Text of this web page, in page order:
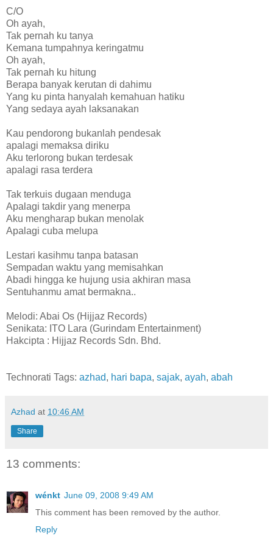
C/O
Oh ayah,
Tak pernah ku tanya
Kemana tumpahnya keringatmu
Oh ayah,
Tak pernah ku hitung
Berapa banyak kerutan di dahimu
Yang ku pinta hanyalah kemahuan hatiku
Yang sedaya ayah laksanakan
Kau pendorong bukanlah pendesak
apalagi memaksa diriku
Aku terlorong bukan terdesak
apalagi rasa terdera
Tak terkuis dugaan menduga
Apalagi takdir yang menerpa
Aku mengharap bukan menolak
Apalagi cuba melupa
Lestari kasihmu tanpa batasan
Sempadan waktu yang memisahkan
Abadi hingga ke hujung usia akhiran masa
Sentuhanmu amat bermakna..
Melodi: Abai Os (Hijjaz Records)
Senikata: ITO Lara (Gurindam Entertainment)
Hakcipta : Hijjaz Records Sdn. Bhd.
Technorati Tags: azhad, hari bapa, sajak, ayah, abah
Azhad at 10:46 AM
Share
13 comments:
wénkt June 09, 2008 9:49 AM
This comment has been removed by the author.
Reply